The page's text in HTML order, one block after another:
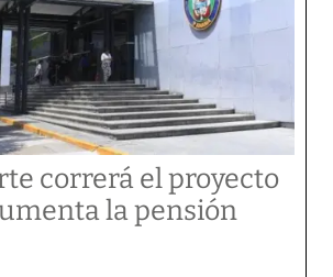
correrá el proyecto
la pensión